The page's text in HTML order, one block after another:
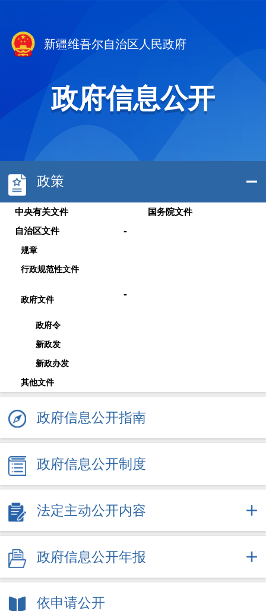
新疆维吾尔自治区人民政府
政府信息公开
政策
中央有关文件
国务院文件
自治区文件
-
规章
行政规范性文件
政府文件 -
政府令
新政发
新政办发
其他文件
政府信息公开指南
政府信息公开制度
法定主动公开内容
政府信息公开年报
依申请公开